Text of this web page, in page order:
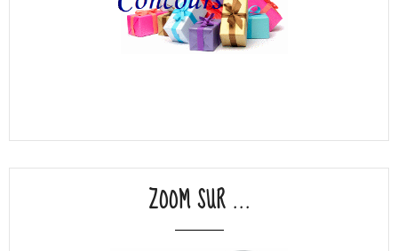
ZOOM SUR ...